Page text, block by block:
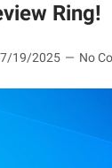
Ring!
7/19/2025 No